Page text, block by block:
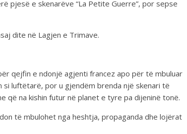
pjesë e skenarëve “La Petite Guerre”, por sepse
dite në Lagjen e Trimave.
qejfin e ndonjë agjenti francez apo për të mbuluar
luftëtarë, por u gjendëm brenda një skenari të
që na kishin futur në planet e tyre pa dijeninë tonë.
të mbulohet nga heshtja, propaganda dhe lojërat